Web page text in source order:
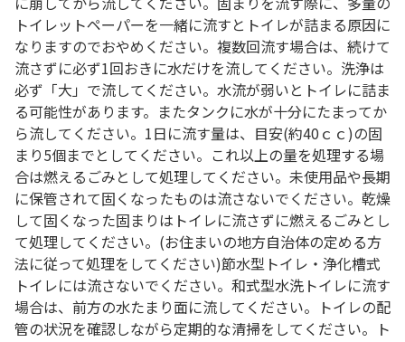
トイレットペーパーを一緒に流すとトイレが詰まる原因に
なりますのでおやめください。複数回流す場合は、続けて
流さずに必ず1回おきに水だけを流してください。洗浄は
必ず「大」で流してください。水流が弱いとトイレに詰ま
る可能性があります。またタンクに水が十分にたまってか
ら流してください。1日に流す量は、目安(約40ｃｃ)の固
まり5個までとしてください。これ以上の量を処理する場
合は燃えるごみとして処理してください。未使用品や長期
に保管されて固くなったものは流さないでください。乾燥
して固くなった固まりはトイレに流さずに燃えるごみとし
て処理してください。(お住まいの地方自治体の定める方
法に従って処理をしてください)節水型トイレ・浄化槽式
トイレには流さないでください。和式型水洗トイレに流す
場合は、前方の水たまり面に流してください。トイレの配
管の状況を確認しながら定期的な清掃をしてください。ト